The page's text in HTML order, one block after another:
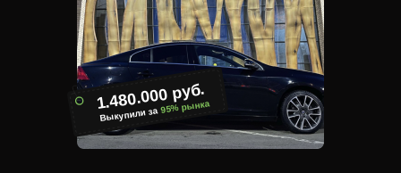
1.480.000 руб.
Выкупили за95% рынка